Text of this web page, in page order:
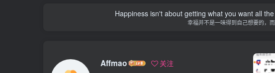
Happiness isn't about getting what you want all
幸福并不是一味得到自己想要的，
Affmao 关注